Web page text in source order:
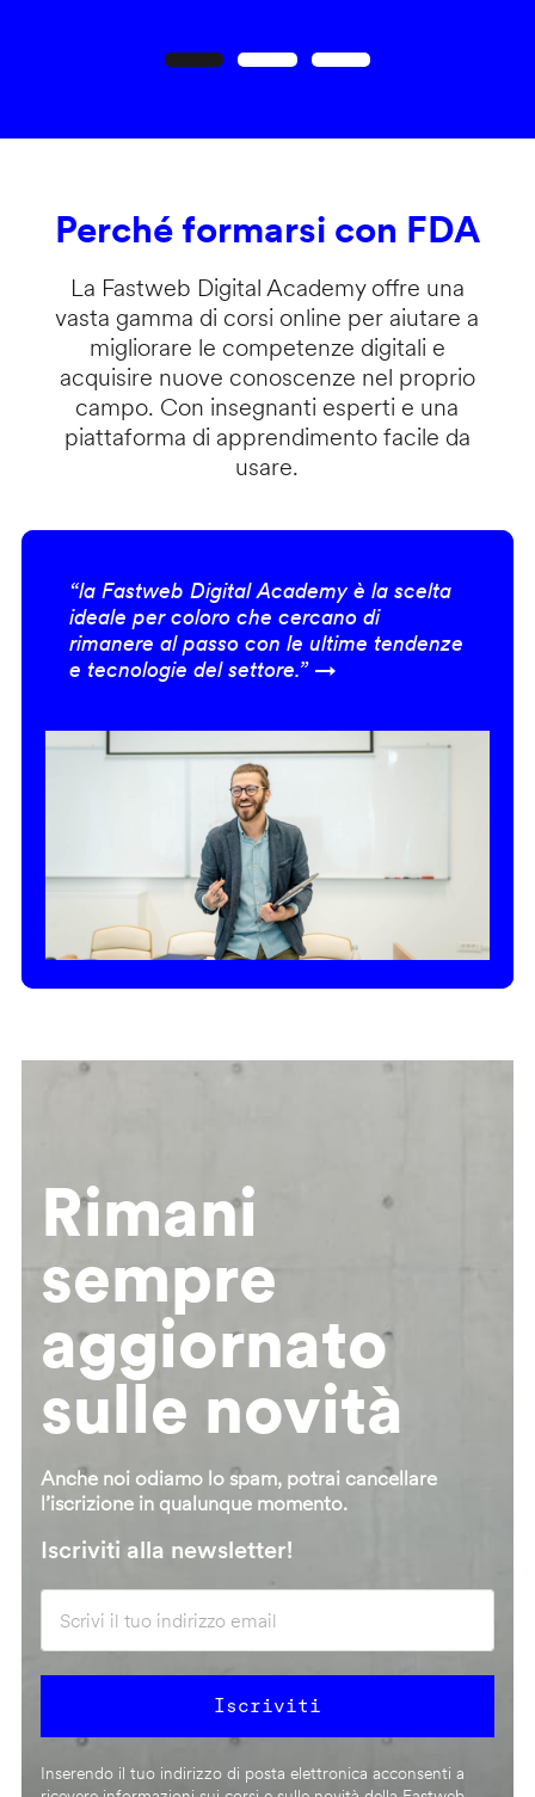
Perché formarsi con FDA
La Fastweb Digital Academy offre una
vasta gamma di corsi online per aiutare a
migliorare le competenze digitali e
acquisire nuove conoscenze nel proprio
campo. Con insegnanti esperti e una
piattaforma di apprendimento facile da
usare.
“la Fastweb Digital Academy è la scelta
ideale per coloro che cercano di
rimanere al passo con le ultime tendenze
e tecnologie del settore.” →
Rimani
sempre
aggiornato
sulle novità
Anche noi odiamo lo spam, potrai cancellare
l’iscrizione in qualunque momento.
Iscriviti alla newsletter!
Inserendo il tuo indirizzo di posta elettronica acconsenti a